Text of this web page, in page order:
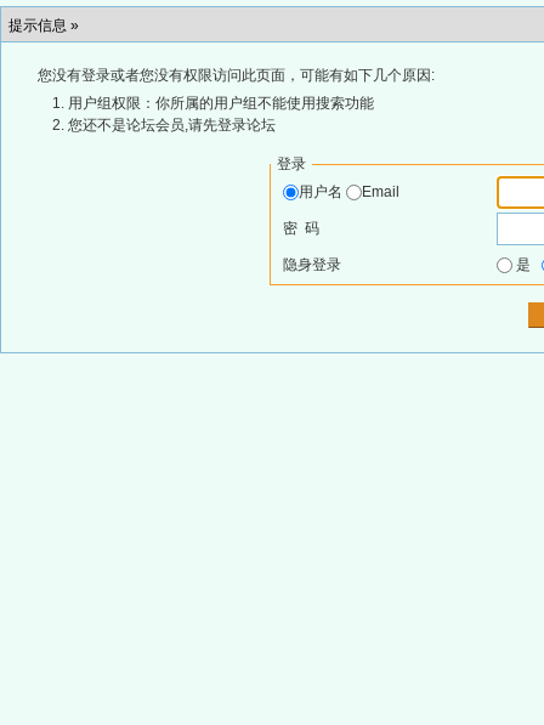
提示信息 »
您没有登录或者您没有权限访问此页面，可能有如下几个原因:
用户组权限：你所属的用户组不能使用搜索功能
您还不是论坛会员,请先登录论坛
登录
用户名
Email
密 码
隐身登录 是